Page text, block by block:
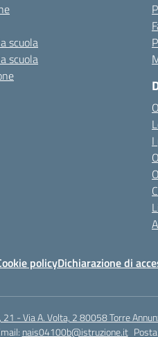
scuola
scuola
I
policyDichiarazione di
21 - Via A. Volta, 2 80058 Torre
nais04100b@istruzione.it